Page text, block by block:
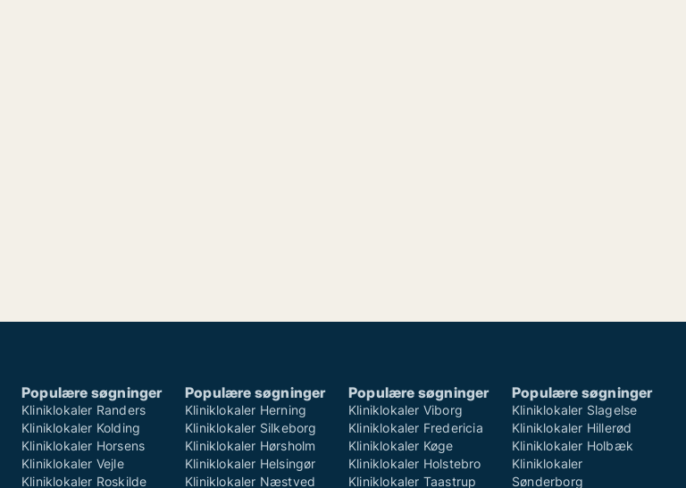
Populære søgninger
Kliniklokaler Randers
Kliniklokaler Kolding
Kliniklokaler Horsens
Kliniklokaler Vejle
Kliniklokaler Roskilde
Populære søgninger
Kliniklokaler Herning
Kliniklokaler Silkeborg
Kliniklokaler Hørsholm
Kliniklokaler Helsingør
Kliniklokaler Næstved
Populære søgninger
Kliniklokaler Viborg
Kliniklokaler Fredericia
Kliniklokaler Køge
Kliniklokaler Holstebro
Kliniklokaler Taastrup
Populære søgninger
Kliniklokaler Slagelse
Kliniklokaler Hillerød
Kliniklokaler Holbæk
Kliniklokaler
Sønderborg